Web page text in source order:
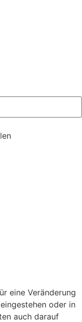
eine Veränderung
oder in
auch darauf